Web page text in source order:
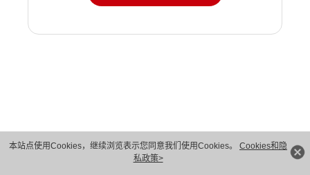
本站点使用Cookies，继续浏览表示您同意我们使用Cookies。 Cookies和隐
私政策>
版权所有 © 华为技术有限公司 1998-2026。 保留一切权利。粤A2-20044005号
隐私保护
法律声明